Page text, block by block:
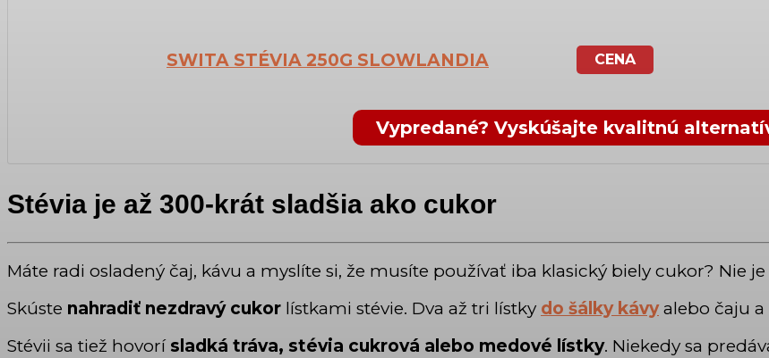
SWITA STÉVIA 250G SLOWLANDIA CENA
Vypredané? Vyskúšajte kvalitnú
Stévia je až 300-krát sladšia ako cukor
Máte radi osladený čaj, kávu a myslíte si, že musíte používať iba klasický biely cukor? Nie
Skúste nahradiť nezdravý cukor lístkami stévie. Dva až tri lístky do šálky kávyalebo čaju a
Stévii sa tiež hovorí sladká tráva, stévia cukrová alebo medové lístky. Niekedy sa